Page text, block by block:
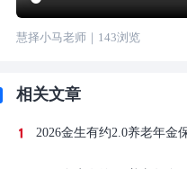
慧择小马老师｜ 143浏览
相关文章